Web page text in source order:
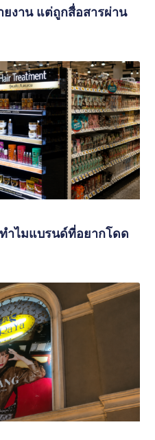
ยงาน แต่ถูกสื่อสารผ่าน
ำไมแบรนด์ที่อยากโดด